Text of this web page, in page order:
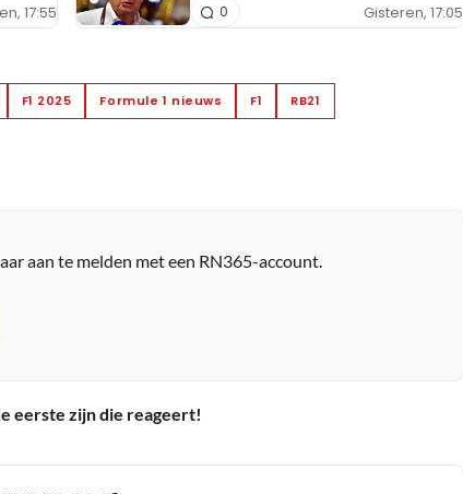
17:55 Gisteren, 17:05
0
F1 2025 Formule 1 nieuws F1 RB21
aan te melden met een RN365-account.
eerste zijn die reageert!